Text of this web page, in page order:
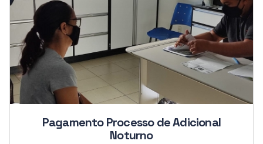
Pagamento Processo de Adicional
Noturno